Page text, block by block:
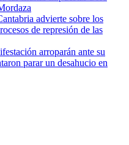
advierte sobre los
de represión de las
arroparán ante su
parar un desahucio en